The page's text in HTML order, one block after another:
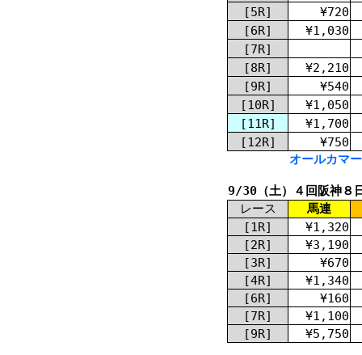
[5R]
¥720
[6R]
¥1,030
[7R]
[8R]
¥2,210
[9R]
¥540
[10R]
¥1,050
[11R]
¥1,700
[12R]
¥750
オールカマ
9/30（土）４回阪神８
レース
馬連
[1R]
¥1,320
[2R]
¥3,190
[3R]
¥670
[4R]
¥1,340
[6R]
¥160
[7R]
¥1,100
[9R]
¥5,750